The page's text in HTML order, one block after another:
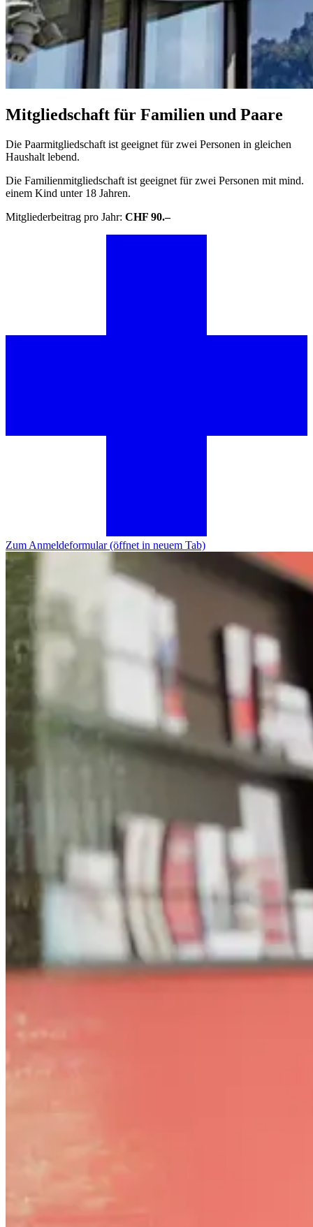
Mitgliedschaft für Familien und Paare
Die Paarmitgliedschaft ist geeignet für zwei Personen in gleichen
Haushalt lebend.
Die Familienmitgliedschaft ist geeignet für zwei Personen mit mind.
einem Kind unter 18 Jahren.
Mitgliederbeitrag pro Jahr: CHF 90.–
Zum Anmeldeformular(öffnet in neuem Tab)